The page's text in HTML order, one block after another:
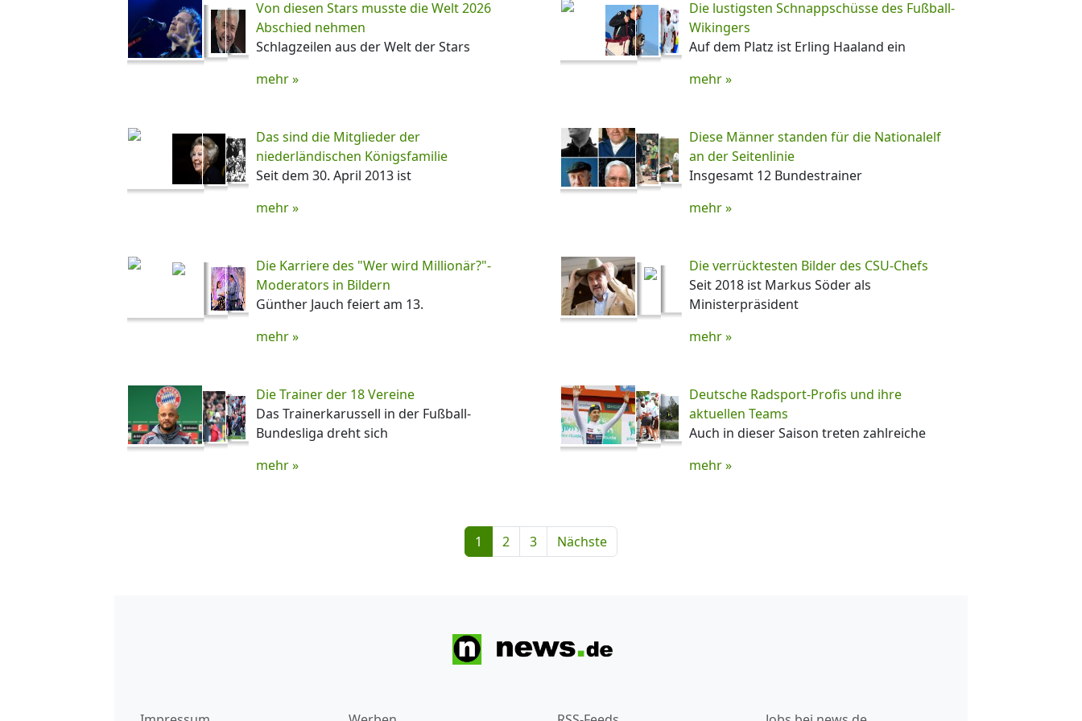
Von diesen Stars musste die Welt 2026
Abschied nehmen
Schlagzeilen aus der Welt der Stars
mehr »
Die lustigsten Schnappschüsse des Fußball-
Wikingers
Auf dem Platz ist Erling Haaland ein
mehr »
Das sind die Mitglieder der
niederländischen Königsfamilie
Seit dem 30. April 2013 ist
mehr »
Diese Männer standen für die Nationalelf
an der Seitenlinie
Insgesamt 12 Bundestrainer
mehr »
Die Karriere des "Wer wird Millionär?"-
Moderators in Bildern
Günther Jauch feiert am 13.
mehr »
Die verrücktesten Bilder des CSU-Chefs
Seit 2018 ist Markus Söder als
Ministerpräsident
mehr »
Die Trainer der 18 Vereine
Das Trainerkarussell in der Fußball-
Bundesliga dreht sich
mehr »
Deutsche Radsport-Profis und ihre
aktuellen Teams
Auch in dieser Saison treten zahlreiche
mehr »
1 2 3 Nächste